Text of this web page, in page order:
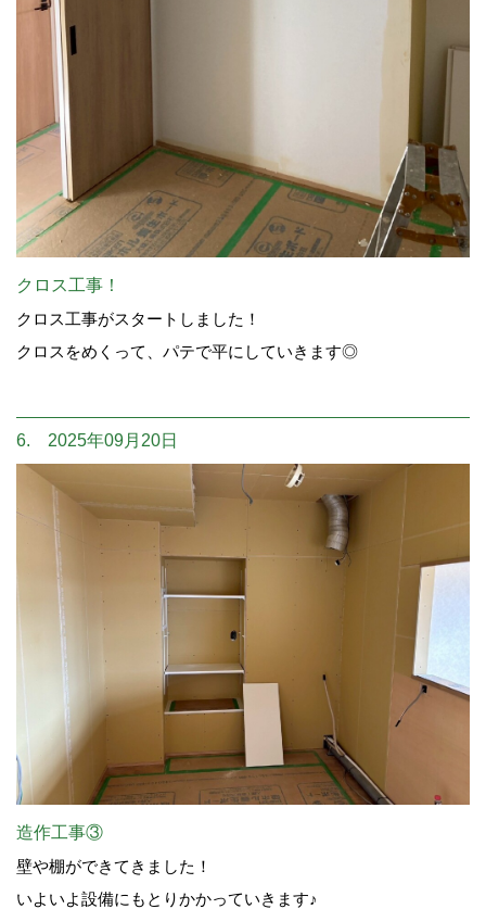
クロス工事！
クロス工事がスタートしました！
クロスをめくって、パテで平にしていきます◎
6. 2025年09月20日
造作工事③
壁や棚ができてきました！
いよいよ設備にもとりかかっていきます♪